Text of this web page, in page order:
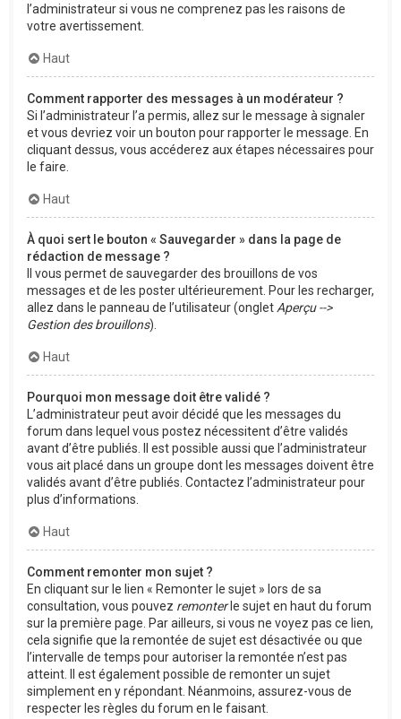
l’administrateur si vous ne comprenez pas les raisons de
votre avertissement.
Haut
Comment rapporter des messages à un modérateur ?
Si l’administrateur l’a permis, allez sur le message à signaler
et vous devriez voir un bouton pour rapporter le message. En
cliquant dessus, vous accéderez aux étapes nécessaires pour
le faire.
Haut
À quoi sert le bouton « Sauvegarder » dans la page de
rédaction de message ?
Il vous permet de sauvegarder des brouillons de vos
messages et de les poster ultérieurement. Pour les recharger,
allez dans le panneau de l’utilisateur (onglet Aperçu -->
Gestion des brouillons).
Haut
Pourquoi mon message doit être validé ?
L’administrateur peut avoir décidé que les messages du
forum dans lequel vous postez nécessitent d’être validés
avant d’être publiés. Il est possible aussi que l’administrateur
vous ait placé dans un groupe dont les messages doivent être
validés avant d’être publiés. Contactez l’administrateur pour
plus d’informations.
Haut
Comment remonter mon sujet ?
En cliquant sur le lien « Remonter le sujet » lors de sa
consultation, vous pouvez remonterle sujet en haut du forum
sur la première page. Par ailleurs, si vous ne voyez pas ce lien,
cela signifie que la remontée de sujet est désactivée ou que
l’intervalle de temps pour autoriser la remontée n’est pas
atteint. Il est également possible de remonter un sujet
simplement en y répondant. Néanmoins, assurez-vous de
respecter les règles du forum en le faisant.